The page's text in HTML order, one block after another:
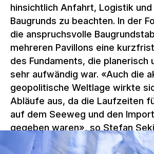
hinsichtlich Anfahrt, Logistik
Baugrunds zu beachten. In der
die anspruchsvolle
mehreren Pavillons eine
des Fundaments, die planerisch
sehr aufwändig war. «Auch die
geopolitische Weltlage wirkte
Abläufe aus, da die Laufzeiten
auf dem Seeweg und den
gegeben waren», so Stefan